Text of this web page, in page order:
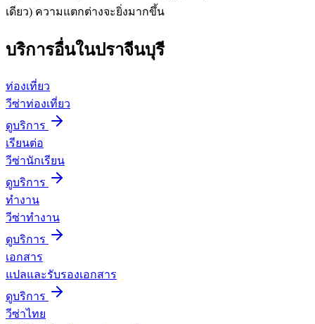
เดียว) ความแตกต่างจะยิ่งมากขึ้น
บริการอื่นในปราจีนบุรี
ท่องเที่ยว
วีซ่าท่องเที่ยว
ดูบริการ
เรียนต่อ
วีซ่านักเรียน
ดูบริการ
ทำงาน
วีซ่าทำงาน
ดูบริการ
เอกสาร
แปลและรับรองเอกสาร
ดูบริการ
วีซ่าไทย